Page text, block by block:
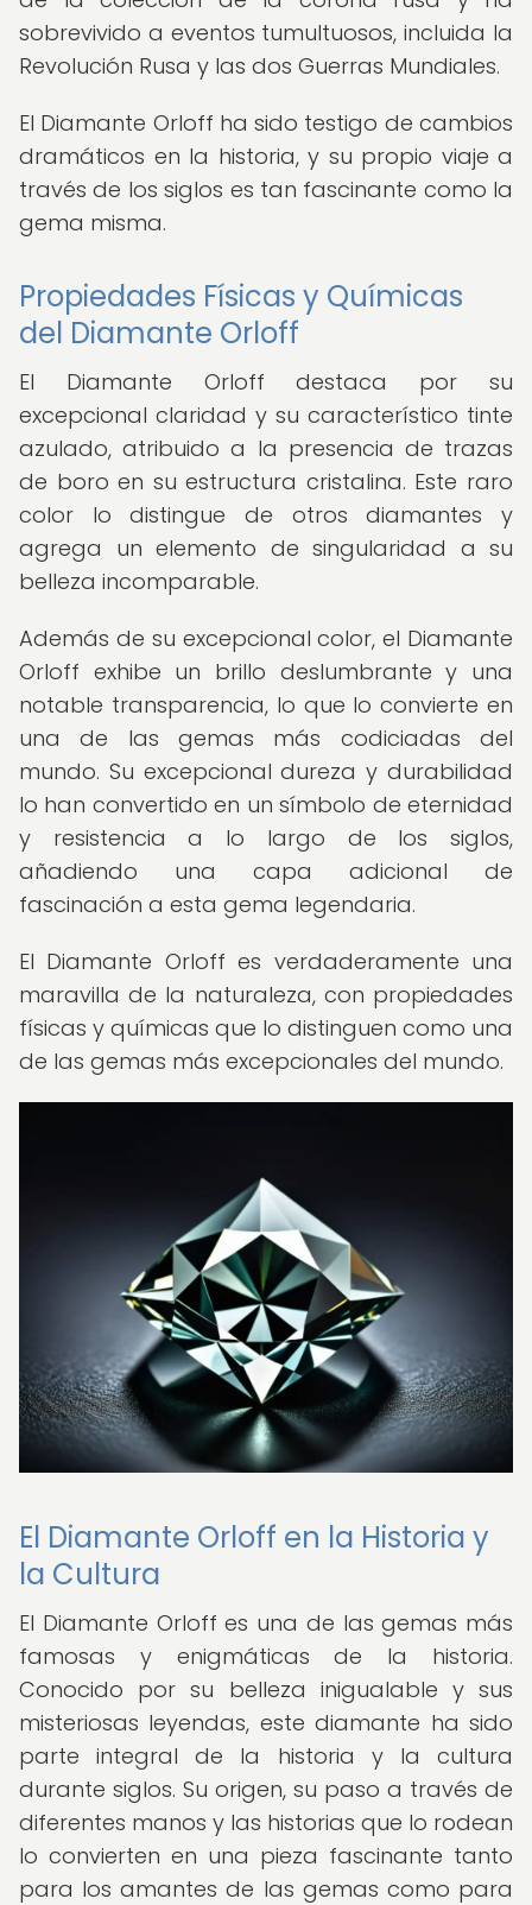
sobrevivido a eventos tumultuosos, incluida la
Revolución Rusa y las dos Guerras Mundiales.
El Diamante Orloff ha sido testigo de cambios
dramáticos en la historia, y su propio viaje a
través de los siglos es tan fascinante como la
gema misma.
Propiedades Físicas y Químicas
del Diamante Orloff
El Diamante Orloff destaca por su
excepcional claridad y su característico tinte
azulado, atribuido a la presencia de trazas
de boro en su estructura cristalina. Este raro
color lo distingue de otros diamantes y
agrega un elemento de singularidad a su
belleza incomparable.
Además de su excepcional color, el Diamante
Orloff exhibe un brillo deslumbrante y una
notable transparencia, lo que lo convierte en
una de las gemas más codiciadas del
mundo. Su excepcional dureza y durabilidad
lo han convertido en un símbolo de eternidad
y resistencia a lo largo de los siglos,
añadiendo una capa adicional de
fascinación a esta gema legendaria.
El Diamante Orloff es verdaderamente una
maravilla de la naturaleza, con propiedades
físicas y químicas que lo distinguen como una
de las gemas más excepcionales del mundo.
El Diamante Orloff en la Historia y
la Cultura
El Diamante Orloff es una de las gemas más
famosas y enigmáticas de la historia.
Conocido por su belleza inigualable y sus
misteriosas leyendas, este diamante ha sido
parte integral de la historia y la cultura
durante siglos. Su origen, su paso a través de
diferentes manos y las historias que lo rodean
lo convierten en una pieza fascinante tanto
para los amantes de las gemas como para